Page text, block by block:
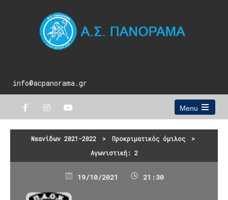
info@acpanorama.gr
Menu
Open
main
menu
Νεανίδων 2021-2022 > Προκριματικός όμιλος
>
Αγωνιστική: 2
19/10/2021 21:30